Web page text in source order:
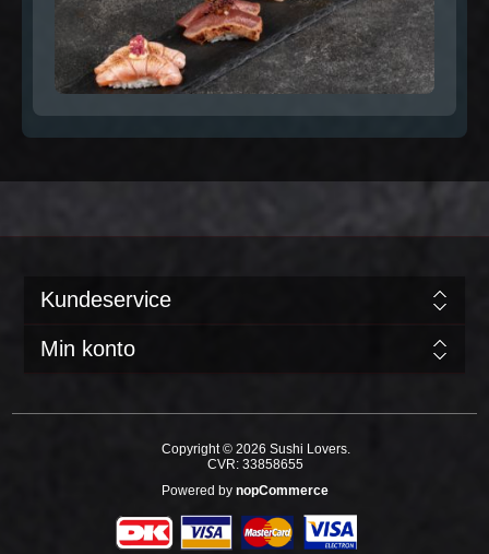
Kundeservice
Min konto
Copyright © 2026 Sushi Lovers.
CVR: 33858655
Powered by nopCommerce